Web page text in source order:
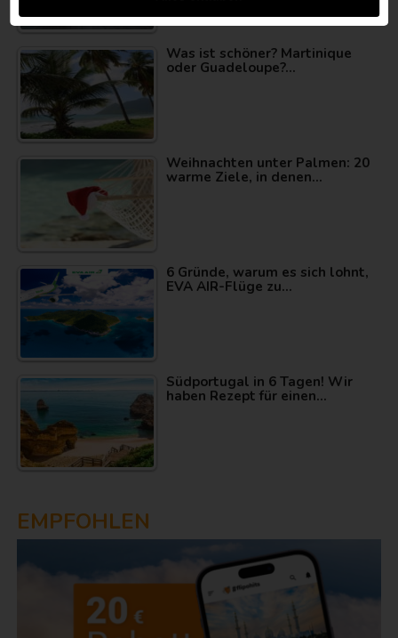
Was ist schöner? Martinique
oder Guadeloupe?…
Weihnachten unter Palmen: 20
warme Ziele, in denen…
6 Gründe, warum es sich lohnt,
EVA AIR-Flüge zu…
Südportugal in 6 Tagen! Wir
haben Rezept für einen…
EMPFOHLEN